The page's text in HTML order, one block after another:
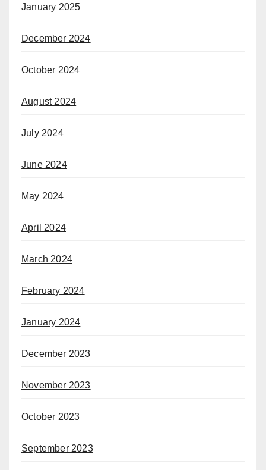
January 2025
December 2024
October 2024
August 2024
July 2024
June 2024
May 2024
April 2024
March 2024
February 2024
January 2024
December 2023
November 2023
October 2023
September 2023